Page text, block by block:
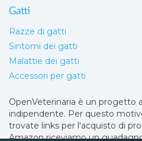
Gatti
Razze di gatti
Sintomi dei gatti
Malattie dei gatti
Accessori per gatti
OpenVeterinaria è un progetto
indipendente. Per questo
trovate links per l'acquisto di
Amazon riceviamo un